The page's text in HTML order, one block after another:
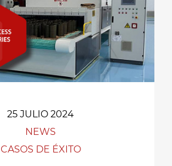
25 JULIO 2024
NEWS
CASOS DE ÉXITO